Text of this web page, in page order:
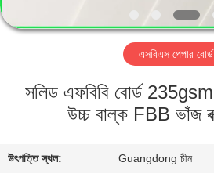
কারখানা
এসবিএস পেপার বোর্ড
সলিড এফবিবি বোর্ড
উচ্চ বাল্ক FBB ভাঁজ
উৎপত্তি স্থল: Guangdong চীন